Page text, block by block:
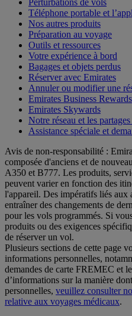
Perturbations de vols
Téléphone portable et
Nos autres produits
Préparation au voyage
Outils et ressources
Votre expérience à bord
Bagages et objets perdus
Réserver avec Emirates
Annuler ou modifier une
Emirates Business Rewards
Emirates Skywards
Notre réseau et les
Assistance spéciale et
Avis de non-responsabilité :
composée d'anciens et de
A350 et B777. Les produits,
peuvent varier en fonction des
l'appareil. Des impératifs liés aux
entraîner des changements de
pour les vols programmés. Si
produits ou des exigences
de réserver un vol.
Plusieurs sections de cette page
informations personnelles,
demandes de carte FREMEC et
d’informations sur la manière
personnelles, veuillez consulter
relative aux voyages médicaux.